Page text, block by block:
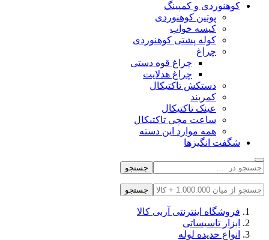
کوهنوردی و کمپینگ
پوتین کوهنوردی
کیسه خواب
کوله پشتی کوهنوردی
چراغ
چراغ قوه دستی
چراغ هدلایت
دستکش تاکتیکال
کمربند
عینک تاکتیکال
ساعت مچی تاکتیکال
همه موارد این دسته
شگفت انگیزها
جستجو
جستجو
فروشگاه اینترنتی آربی کالا
ابزار تاسیساتی
انواع حدیده لوله